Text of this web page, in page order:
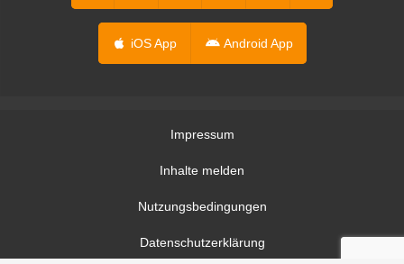
iOS App Android App
Impressum
Inhalte melden
Nutzungsbedingungen
Datenschutzerklärung